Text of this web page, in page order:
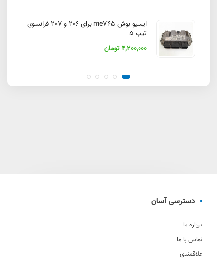
ایسیو بوش me745 برای 206 و 207 فرانسوی
تیپ 5
4,200,000 تومان
دسترسی آسان
درباره ما
تماس با ما
علاقمندی